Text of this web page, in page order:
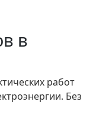
в
работ
Без